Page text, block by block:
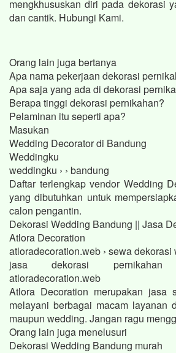
mengkhususkan diri pada dekorasi
dan cantik. Hubungi Kami.
Orang lain juga bertanya
Apa nama pekerjaan dekorasi
Apa saja yang ada di dekorasi
Berapa tinggi dekorasi pernikahan?
Pelaminan itu seperti apa?
Masukan
Wedding Decorator di Bandung
Weddingku
weddingku › › bandung
Daftar terlengkap vendor Wedding
yang dibutuhkan untuk
calon pengantin.
Dekorasi Wedding Bandung || Jasa
Atlora Decoration
atloradecoration.web › sewa dekorasi
jasa dekorasi
atloradecoration.web
Atlora Decoration merupakan jasa
melayani berbagai macam layanan
maupun wedding. Jangan ragu
Orang lain juga menelusuri
Dekorasi Wedding Bandung murah